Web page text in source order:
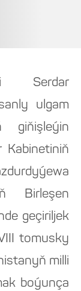
Serdar
ulgam
giňişleýin
Kabinetiniň
Birleşen
geçiriljek
tomusky
milli
boýunça